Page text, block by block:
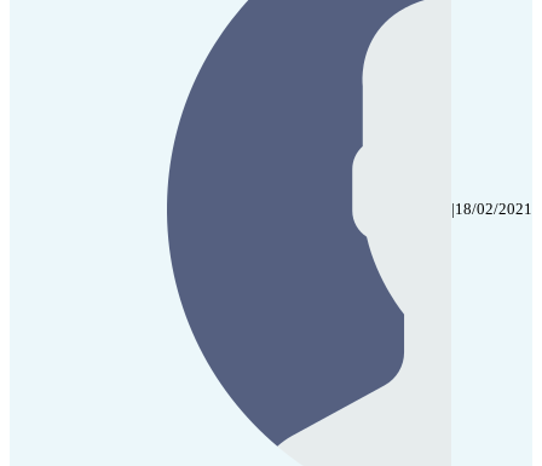
|18/02/2021